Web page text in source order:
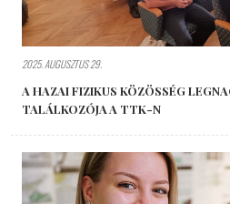
2025. AUGUSZTUS 29.
A HAZAI FIZIKUS KÖZÖSSÉG
TALÁLKOZÓJA A TTK-N